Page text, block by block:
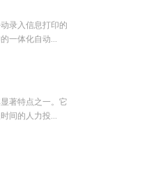
录入信息打印的
一体化自动...
著特点之一。它
间的人力投...